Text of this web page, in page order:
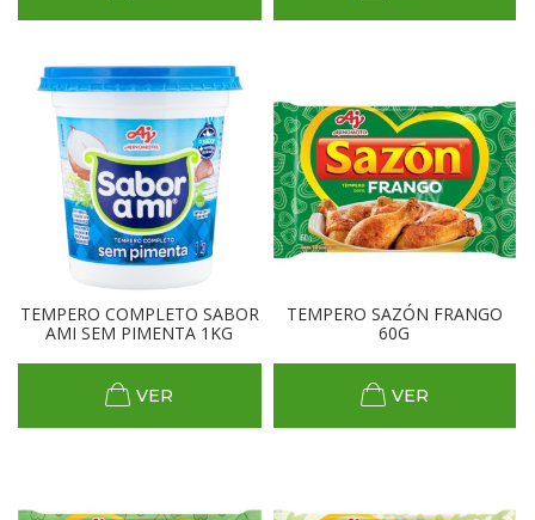
TEMPERO COMPLETO SABOR
AMI SEM PIMENTA 1KG
VER
TEMPERO SAZÓN FRANGO
60G
VER